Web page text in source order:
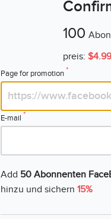
100
preis: $4.99
Page for promotion*
E-mail *
Add 50 Abonnenten
hinzu und sichern 15%